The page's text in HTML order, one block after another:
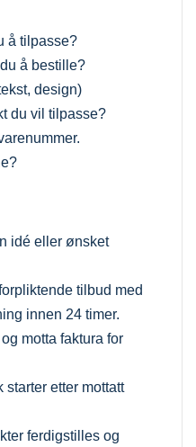
å tilpasse?
å bestille?
design)
du vil tilpasse?
idé eller ønsket
tilbud med
innen 24 timer.
motta faktura for
starter etter mottatt
ferdigstilles og